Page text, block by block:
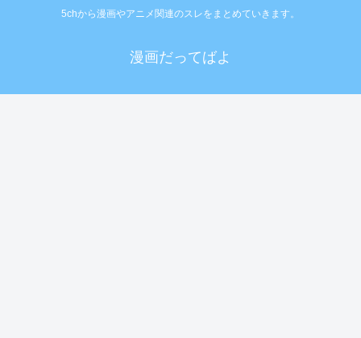
5chから漫画やアニメ関連のスレをまとめていきます。
漫画だってばよ